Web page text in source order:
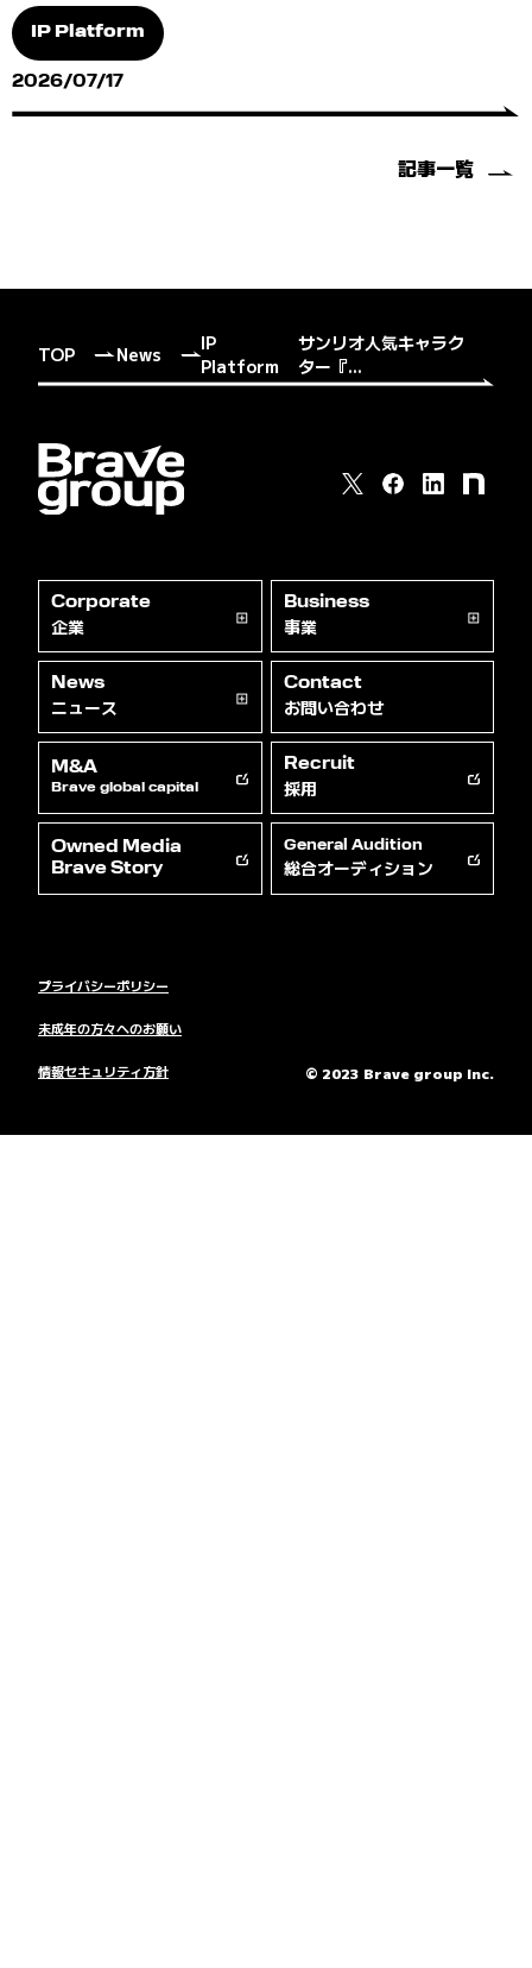
IP Platform
2026/07/17
記事一覧
TOP News
IP
Platform
サンリオ人気キャラク
ター『...
Corporate
企業
Business
事業
News
ニュース
Contact
お問い合わせ
M&A
Brave global capital
Recruit
採用
Owned Media
Brave Story
General Audition
総合オーディション
© 2023 Brave group Inc.
プライバシーポリシー
未成年の方々へのお願い
情報セキュリティ方針